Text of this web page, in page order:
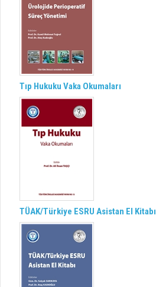
Tıp Hukuku Vaka Okumaları
TÜAK/Türkiye ESRU Asistan El